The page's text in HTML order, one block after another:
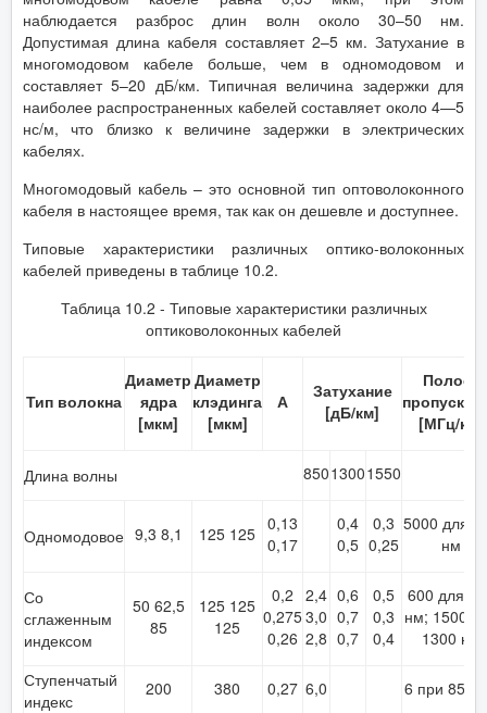
наблюдается разброс длин волн около 30–50 нм.
Допустимая длина кабеля составляет 2–5 км. Затухание в
многомодовом кабеле больше, чем в одномодовом и
составляет 5–20 дБ/км. Типичная величина задержки для
наиболее распространенных кабелей составляет около 4—5
нс/м, что близко к величине задержки в электрических
кабелях.
Многомодовый кабель – это основной тип оптоволоконного
кабеля в настоящее время, так как он дешевле и доступнее.
Типовые характеристики различных оптико-волоконных
кабелей приведены в таблице 10.2.
Таблица 10.2 - Типовые характеристики различных
оптиковолоконных кабелей
Тип волокна
Диаметр
ядра
[мкм]
Диаметр
клэдинга
[мкм]
А
Затухание
[дБ/км]
Полоса
[МГц/км]
Длина волны 85013001550
Одномодовое 9,3 8,1 125 125 0,13
0,17
0,4
0,5
0,3
0,25
5000 для
нм
Со
сглаженным
индексом
50 62,5
85
125 125
125
0,2
0,275
0,26
2,4
3,0
2,8
0,6
0,7
0,7
0,5
0,3
0,4
600 для
нм; 1500
1300 нм
Ступенчатый
индекс
200 380 0,27 6,0 6 при 850